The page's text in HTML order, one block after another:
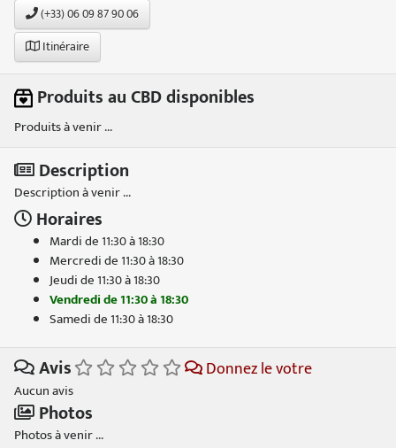
(+33) 06 09 87 90 06
Itinéraire
Produits au CBD disponibles
Produits à venir ...
Description
Description à venir ...
Horaires
Mardi de 11:30 à 18:30
Mercredi de 11:30 à 18:30
Jeudi de 11:30 à 18:30
Vendredi de 11:30 à 18:30
Samedi de 11:30 à 18:30
Avis Donnez le votre
Aucun avis
Photos
Photos à venir ...